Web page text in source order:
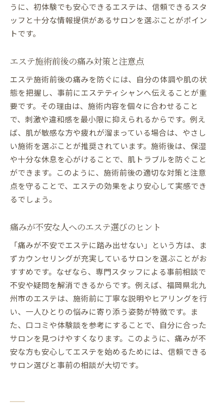
うに、初体験でも安心できるエステは、信頼できるスタ
ッフと十分な情報提供があるサロンを選ぶことがポイン
トです。
エステ施術前後の痛み対策と注意点
エステ施術前後の痛みを防ぐには、自分の体調や肌の状
態を把握し、事前にエステティシャンへ伝えることが重
要です。その理由は、施術内容を個々に合わせること
で、刺激や違和感を最小限に抑えられるからです。例え
ば、肌が敏感な方や疲れが溜まっている場合は、やさし
い施術を選ぶことが推奨されています。施術後は、保湿
や十分な休息を心がけることで、肌トラブルを防ぐこと
ができます。このように、施術前後の適切な対策と注意
点を守ることで、エステの効果をより安心して実感でき
るでしょう。
痛みが不安な人へのエステ選びのヒント
「痛みが不安でエステに踏み出せない」という方は、ま
ずカウンセリングが充実しているサロンを選ぶことがお
すすめです。なぜなら、専門スタッフによる事前相談で
不安や疑問を解消できるからです。例えば、福岡県北九
州市のエステは、施術前に丁寧な説明やヒアリングを行
い、一人ひとりの悩みに寄り添う姿勢が特徴です。ま
た、口コミや体験談を参考にすることで、自分に合った
サロンを見つけやすくなります。このように、痛みが不
安な方も安心してエステを始めるためには、信頼できる
サロン選びと事前の相談が大切です。